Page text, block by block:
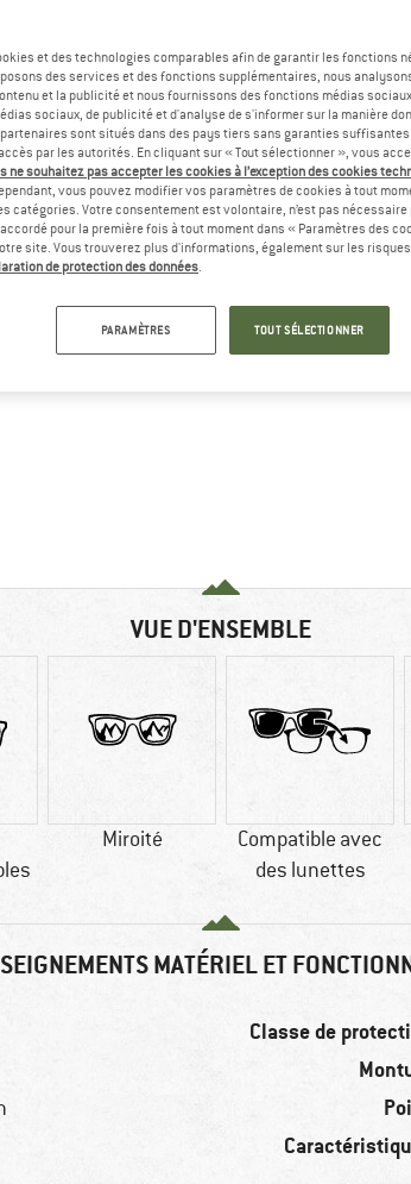
VUE D'ENSEMBLE
Miroité
Compatible avec
des lunettes
MATÉRIEL ET
Classe de
et des technologies comparables afin de garantir les fonctions
des services et des fonctions supplémentaires, nous
et la publicité et nous fournissons des fonctions médias
sociaux, de publicité et d'analyse de s'informer sur la manière
sont situés dans des pays tiers sans garanties
par les autorités. En cliquant sur « Tout sélectionner », vous
ne souhaitez pas accepter les cookies à l’exception des cookies
vous pouvez modifier vos paramètres de cookies à tout
catégories. Votre consentement est volontaire, n’est pas nécessaire
pour la première fois à tout moment dans « Paramètres des
site. Vous trouverez plus d'informations, également sur les
de protection des données.
PARAMÈTRES TOUT SÉLECTIONNER